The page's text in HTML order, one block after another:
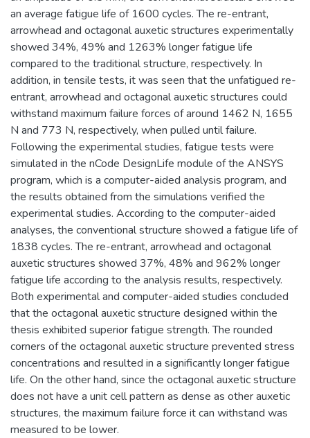
an average fatigue life of 1600 cycles. The re-entrant,
arrowhead and octagonal auxetic structures experimentally
showed 34%, 49% and 1263% longer fatigue life
compared to the traditional structure, respectively. In
addition, in tensile tests, it was seen that the unfatigued re-
entrant, arrowhead and octagonal auxetic structures could
withstand maximum failure forces of around 1462 N, 1655
N and 773 N, respectively, when pulled until failure.
Following the experimental studies, fatigue tests were
simulated in the nCode DesignLife module of the ANSYS
program, which is a computer-aided analysis program, and
the results obtained from the simulations verified the
experimental studies. According to the computer-aided
analyses, the conventional structure showed a fatigue life of
1838 cycles. The re-entrant, arrowhead and octagonal
auxetic structures showed 37%, 48% and 962% longer
fatigue life according to the analysis results, respectively.
Both experimental and computer-aided studies concluded
that the octagonal auxetic structure designed within the
thesis exhibited superior fatigue strength. The rounded
corners of the octagonal auxetic structure prevented stress
concentrations and resulted in a significantly longer fatigue
life. On the other hand, since the octagonal auxetic structure
does not have a unit cell pattern as dense as other auxetic
structures, the maximum failure force it can withstand was
measured to be lower.